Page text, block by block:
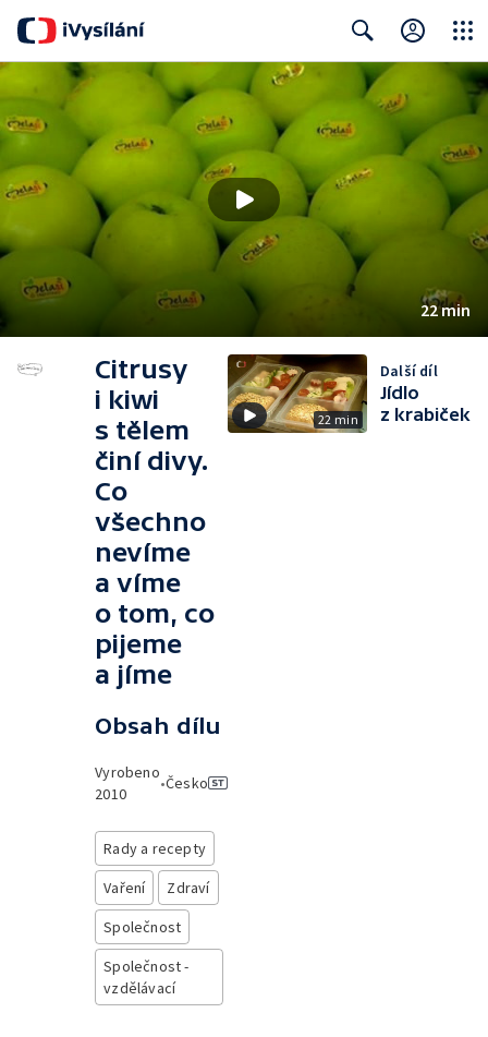
Search Close
22 min
Citrusy
i kiwi
s tělem
činí divy.
Co
všechno
nevíme
a víme
o tom, co
pijeme
a jíme
Obsah dílu
Vyrobeno
2010
•Česko
Rady a recepty
Vaření
Zdraví
Společnost
Společnost -
vzdělávací
22 min
Další díl
Jídlo
z krabiček